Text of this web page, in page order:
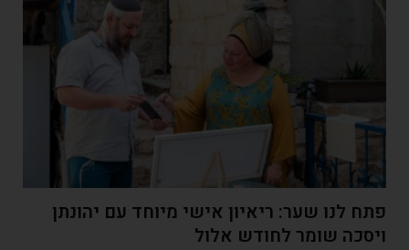
פתח לנו שער: ריאיון אישי מיוחד עם יהונתן
ויסכה שומר לחודש אלול